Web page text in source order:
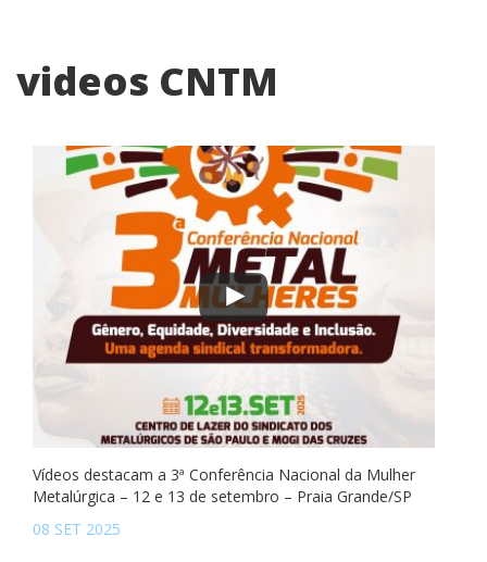
videos CNTM
Vídeos destacam a 3ª Conferência Nacional da Mulher
Metalúrgica – 12 e 13 de setembro – Praia Grande/SP
08 SET 2025